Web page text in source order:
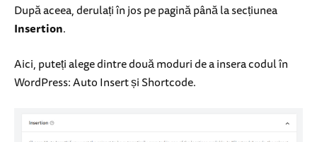
După aceea, derulați în jos pe pagină până la secțiunea
Insertion.
Aici, puteți alege dintre două moduri de a insera codul în
WordPress: Auto Insert și Shortcode.